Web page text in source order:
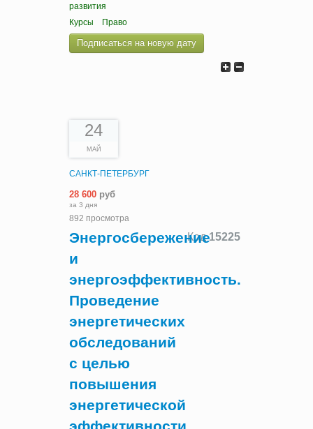
развития
Курсы
Право
Подписаться на новую дату
24
МАЙ
САНКТ-ПЕТЕРБУРГ
28 600 руб
за 3 дня
892 просмотра
Код15225
Энергосбережение
и
энергоэффективность.
Проведение
энергетических
обследований
с целью
повышения
энергетической
эффективности